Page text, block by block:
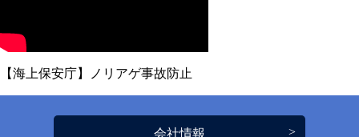
【海上保安庁】ノリアゲ事故防止
会社情報